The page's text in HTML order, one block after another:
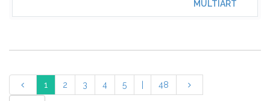
MULTIART
1 2 3 4 5 48